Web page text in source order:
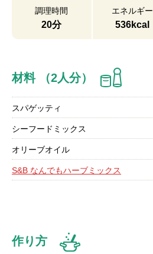
調理時間
20分
エネルギー
536kcal
材料 （2人分）
スパゲッティ
シーフードミックス
オリーブオイル
S&B なんでもハーブミックス
作り方